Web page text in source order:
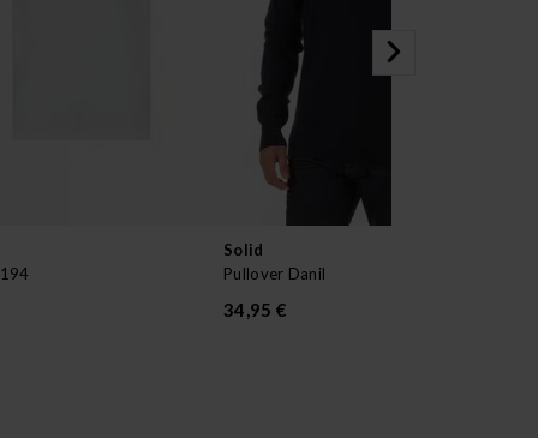
Solid
Pullover Danil
34,95 €